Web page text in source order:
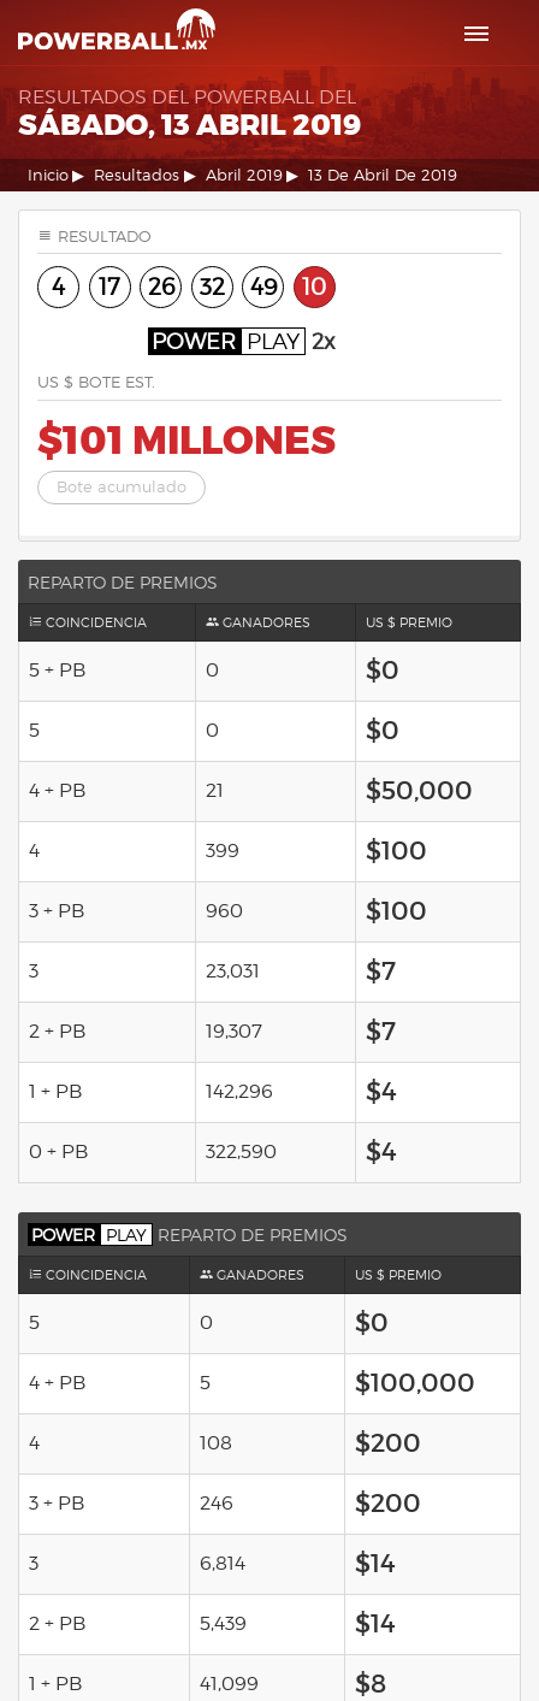
RESULTADOS DEL POWERBALL DEL
SÁBADO, 13 ABRIL 2019
Inicio Resultados Abril 2019 13 De Abril De 2019
RESULTADO
4 17 26 32 49 10
POWER PLAY 2x
US $ BOTE EST.
$101 MILLONES
Bote acumulado
REPARTO DE PREMIOS
COINCIDENCIA GANADORES US $ PREMIO
5 + PB 0 $0
5 0 $0
4 + PB 21 $50,000
4 399 $100
3 + PB 960 $100
3 23,031 $7
2 + PB 19,307 $7
1 + PB 142,296 $4
0 + PB 322,590 $4
POWER PLAY REPARTO DE PREMIOS
COINCIDENCIA GANADORES US $ PREMIO
5 0 $0
4 + PB 5 $100,000
4 108 $200
3 + PB 246 $200
3 6,814 $14
2 + PB 5,439 $14
1 + PB 41,099 $8